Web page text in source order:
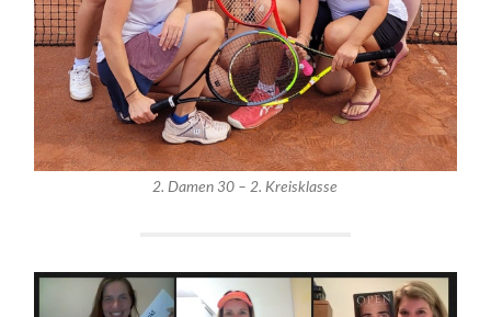
2. Damen 30 – 2. Kreisklasse